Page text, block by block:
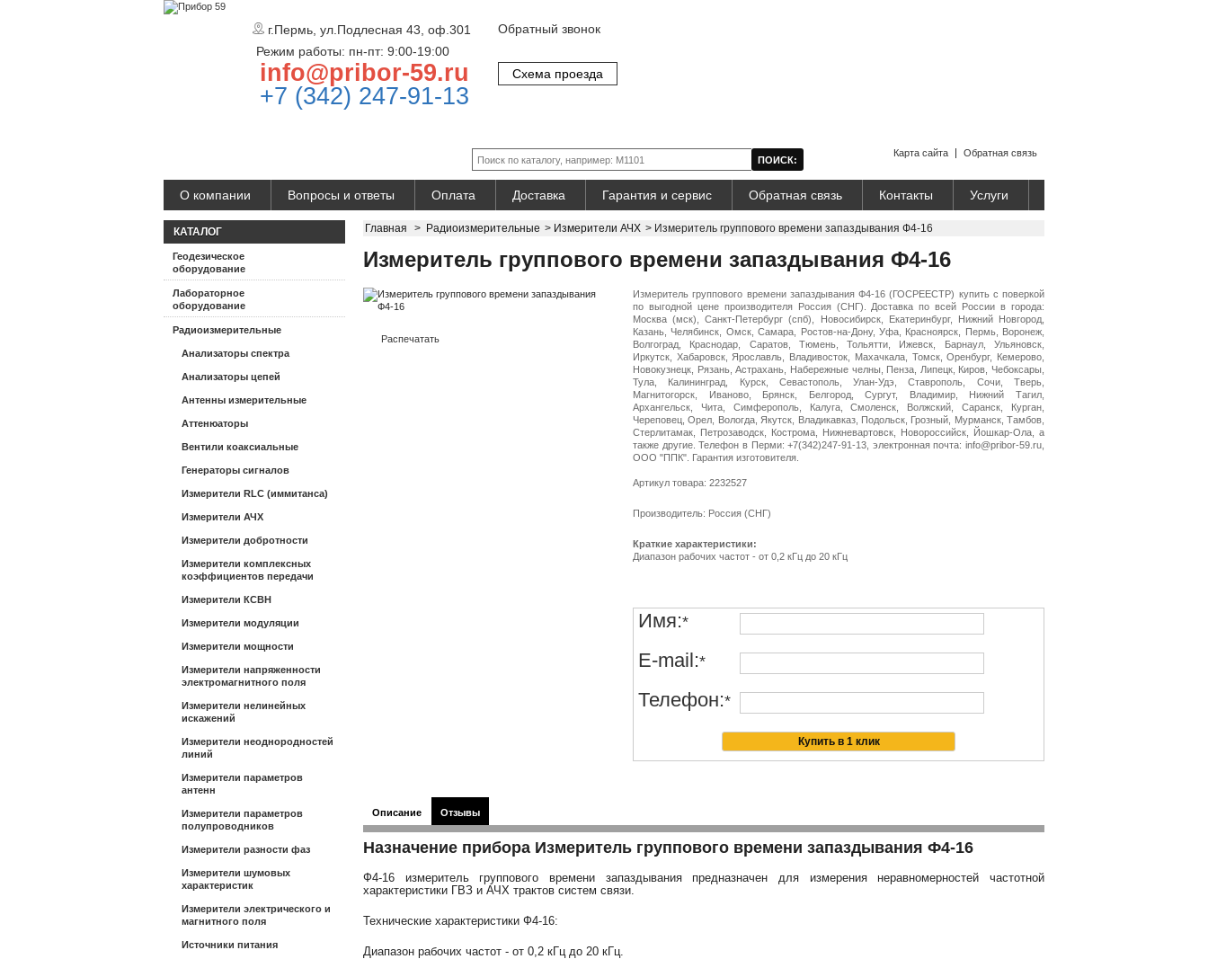
г.Пермь, ул.Подлесная 43, оф.301
Режим работы: пн-пт: 9:00-19:00
info@pribor-59.ru
+7 (342) 247-91-13
Обратный звонок
Схема проезда
Обратная связь
Карта сайта
О компании Вопросы и ответы Оплата Доставка Гарантия и сервис Обратная связь Контакты Услуги
КАТАЛОГ
Геодезическое
оборудование
Лабораторное
оборудование
Радиоизмерительные
Анализаторы спектра
Анализаторы цепей
Антенны измерительные
Аттенюаторы
Вентили коаксиальные
Генераторы сигналов
Измерители RLC (иммитанса)
Измерители АЧХ
Измерители добротности
Измерители комплексных
коэффициентов передачи
Измерители КСВН
Измерители модуляции
Измерители мощности
Измерители напряженности
электромагнитного поля
Измерители нелинейных
искажений
Измерители неоднородностей
линий
Измерители параметров
антенн
Измерители параметров
полупроводников
Измерители разности фаз
Измерители шумовых
характеристик
Измерители электрического и
магнитного поля
Источники питания
Главная > Радиоизмерительные > Измерители АЧХ > Измеритель группового времени запаздывания Ф4-16
Измеритель группового времени запаздывания Ф4-16
Распечатать
Измеритель группового времени запаздывания Ф4-16 (ГОСРЕЕСТР) купить с поверкой
по выгодной цене производителя Россия (СНГ). Доставка по всей России в города:
Москва (мск), Санкт-Петербург (спб), Новосибирск, Екатеринбург, Нижний Новгород,
Казань, Челябинск, Омск, Самара, Ростов-на-Дону, Уфа, Красноярск, Пермь, Воронеж,
Волгоград, Краснодар, Саратов, Тюмень, Тольятти, Ижевск, Барнаул, Ульяновск,
Иркутск, Хабаровск, Ярославль, Владивосток, Махачкала, Томск, Оренбург, Кемерово,
Новокузнецк, Рязань, Астрахань, Набережные челны, Пенза, Липецк, Киров, Чебоксары,
Тула, Калининград, Курск, Севастополь, Улан-Удэ, Ставрополь, Сочи, Тверь,
Магнитогорск, Иваново, Брянск, Белгород, Сургут, Владимир, Нижний Тагил,
Архангельск, Чита, Симферополь, Калуга, Смоленск, Волжский, Саранск, Курган,
Череповец, Орел, Вологда, Якутск, Владикавказ, Подольск, Грозный, Мурманск, Тамбов,
Стерлитамак, Петрозаводск, Кострома, Нижневартовск, Новороссийск, Йошкар-Ола, а
также другие. Телефон в Перми: +7(342)247-91-13, электронная почта: info@pribor-59.ru,
ООО "ППК". Гарантия изготовителя.
Артикул товара: 2232527
Производитель: Россия (СНГ)
Краткие характеристики:
Диапазон рабочих частот - от 0,2 кГц до 20 кГц
Имя:*
E-mail:*
Телефон:*
Описание Отзывы
Назначение прибора Измеритель группового времени запаздывания Ф4-16
Ф4-16 измеритель группового времени запаздывания предназначен для измерения неравномерностей частотной
характеристики ГВЗ и АЧХ трактов систем связи.
Технические характеристики Ф4-16:
Диапазон рабочих частот - от 0,2 кГц до 20 кГц.